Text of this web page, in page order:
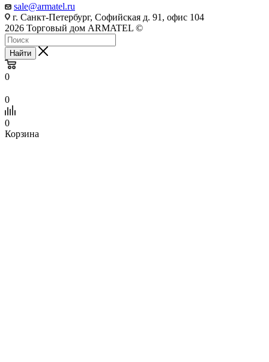
sale@armatel.ru
г. Санкт-Петербург, Софийская д. 91, офис 104
2026 Торговый дом ARMATEL ©
Найти
0
0
0
Корзина